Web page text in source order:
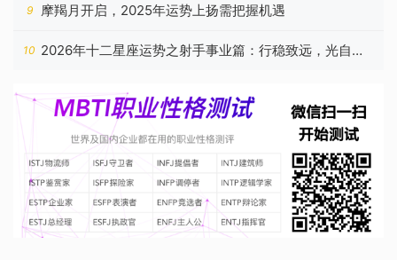
9 摩羯月开启，2025年运势上扬需把握机遇
10 2026年十二星座运势之射手事业篇：行稳致远，光自心